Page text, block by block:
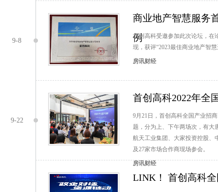
9-8
商业地产智慧服务
例
首创高科受邀参加此次论坛，在
现，获评“2023最佳商业地产智
房讯财经
9-22
首创高科2022年全
9月21日，首创高科全国产业招
题，分为上、下午两场次，有大
航天工业集团、大家投资控股、
及27家市场合作商现场参会。
房讯财经
LINK！ 首创高科